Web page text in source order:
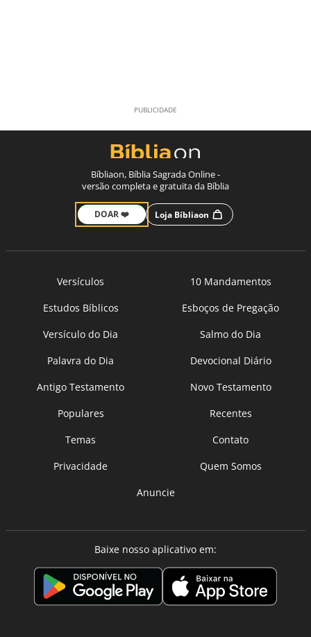
Bíbliaon, Bíblia Sagrada Online -
versão completa e gratuita da Bíblia
DOAR ❤️ Loja Bíbliaon
Versículos
10 Mandamentos
Estudos Bíblicos
Esboços de Pregação
Versículo do Dia
Salmo do Dia
Palavra do Dia
Devocional Diário
Antigo Testamento
Novo Testamento
Populares
Recentes
Temas
Contato
Privacidade
Quem Somos
Anuncie
Baixe nosso aplicativo em: